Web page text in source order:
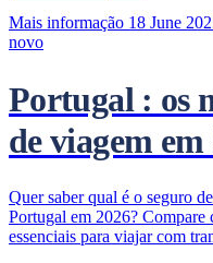
Mais informação 18 June
novo
Portugal : os
de viagem em
Quer saber qual é o seguro
Portugal em 2026? Compare
essenciais para viajar com